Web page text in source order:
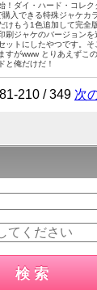
！ダイ・ハード・コレク
購入できる特殊ジャケカ
けもう1色追加して完全
刷ジャケのバージョン
ットにしたやつです。
すがwww とりあえずこ
と俺だけだ！
210 / 349 次